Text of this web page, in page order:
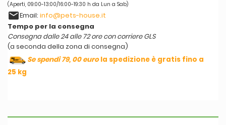
(Aperti, 09:00-13:00/16:00-19:30 h da Lun a Sab)
emailEmail: info@pets-house.it
Tempo per la consegna
Consegna dalle 24 alle 72 ore con corriere GLS
(a seconda della zona di consegna)
Se spendi 79, 00 eurola spedizione è gratis fino a
25 kg